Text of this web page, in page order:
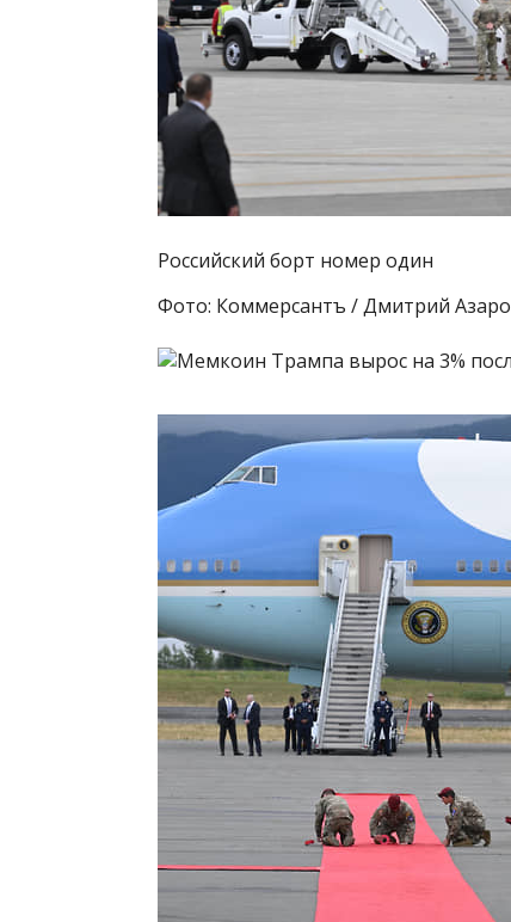
Российский борт номер один
Фото: Коммерсантъ / Дмитрий